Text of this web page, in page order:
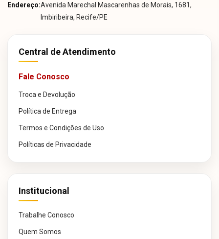
Endereço:Avenida Marechal Mascarenhas de Morais, 1681,
Imbiribeira, Recife/PE
Central de Atendimento
Fale Conosco
Troca e Devolução
Política de Entrega
Termos e Condições de Uso
Políticas de Privacidade
Institucional
Trabalhe Conosco
Quem Somos